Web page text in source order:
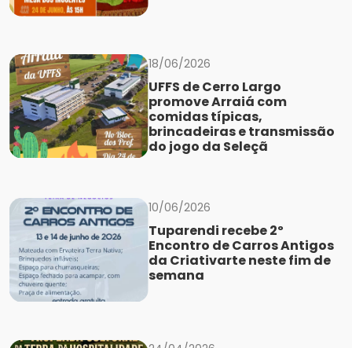
18/06/2026
UFFS de Cerro Largo
promove Arraiá com
comidas típicas,
brincadeiras e transmissão
do jogo da Seleçã
10/06/2026
Tuparendi recebe 2º
Encontro de Carros Antigos
da Criativarte neste fim de
semana